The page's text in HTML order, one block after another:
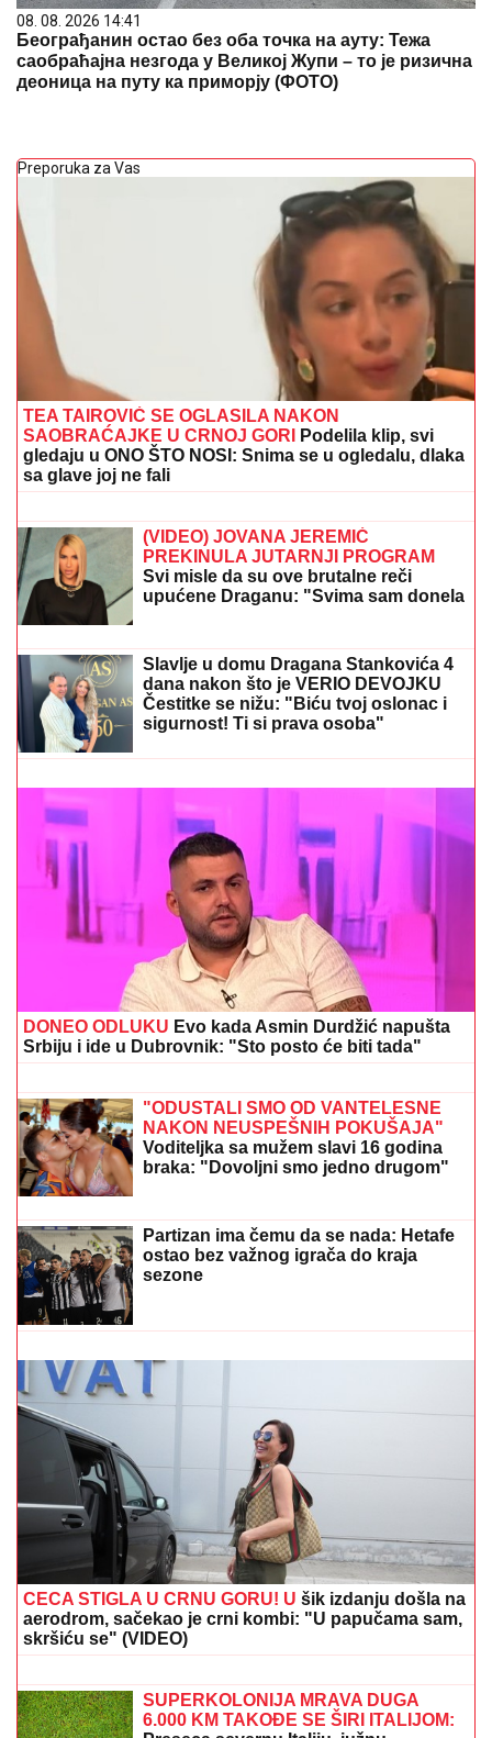
08. 08. 2026 14:41
Београђанин остао без оба точка на ауту: Тежа
саобраћајна незгода у Великој Жупи – то је ризична
деоница на путу ка приморју (ФОТО)
Preporuka za Vas
TEA TAIROVIĆ SE OGLASILA NAKON
SAOBRAĆAJKE U CRNOJ GORI
Podelila klip, svi
gledaju u ONO ŠTO NOSI: Snima se u ogledalu, dlaka
sa glave joj ne fali
ŽANEIRU: Upadu helikoptera
poginulo 4 ljudi
Svi misle da su ove brutalne reči
upućene Draganu: "Svima sam donela
samo dobro"
PRIČALO SE DA SE RAZVODE Ovako se Đanijev sin
i snaja ponašaju kad ih niko ne gleda, Minja objavila
fotografiju sa suprugom, jedan detalj jasno otkriva u
kakvom su braku
Slavlje u domu Dragana Stankovića 4
dana nakon što je VERIO DEVOJKU
sigurnost! Ti si prava osoba"
Hitno uključivanje Mustafe Durdžića u
emisiju, otkrio detalje video poziva sa
DONEO ODLUKU
Evo kada Asmin Durdžić napušta
Srbiju i ide u Dubrovnik: "Sto posto će biti tada"
PILEĆA SUPA SA POVRĆEM I
KNEDLAMA:Domaća i puna ukusa
"ODUSTALI SMO OD VANTELESNE
Voditeljka sa mužem slavi 16 godina
braka: "Dovoljni smo jedno drugom"